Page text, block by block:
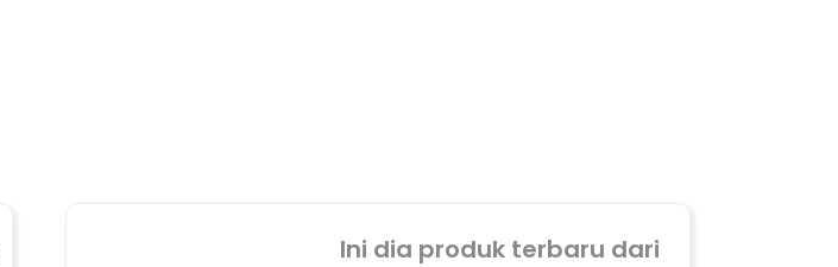
Ini dia produk terbaru dari